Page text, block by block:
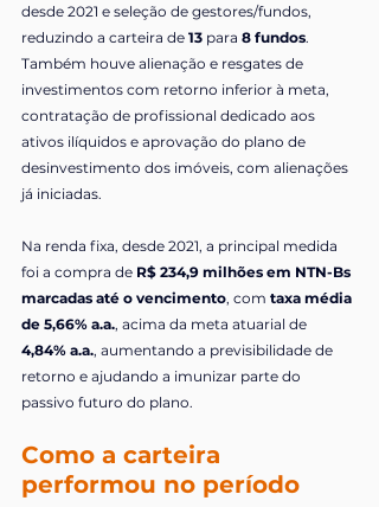
desde 2021 e seleção de gestores/fundos,
reduzindo a carteira de 13 para 8 fundos.
Também houve alienação e resgates de
investimentos com retorno inferior à meta,
contratação de profissional dedicado aos
ativos ilíquidos e aprovação do plano de
desinvestimento dos imóveis, com alienações
já iniciadas.
Na renda fixa, desde 2021, a principal medida
foi a compra de R$ 234,9 milhões em NTN-Bs
marcadas até o vencimento, com taxa média
de 5,66% a.a., acima da meta atuarial de
4,84% a.a., aumentando a previsibilidade de
retorno e ajudando a imunizar parte do
passivo futuro do plano.
Como a carteira
performou no período